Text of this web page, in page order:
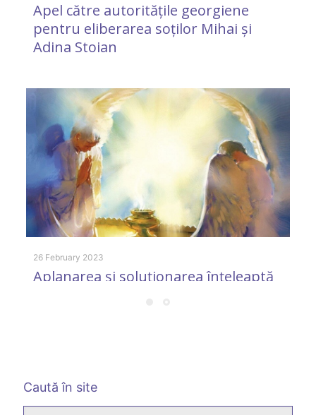
Apel către autoritățile georgiene
pentru eliberarea soților Mihai și
Adina Stoian
26 February 2023
Aplanarea şi soluţionarea înţeleaptă
Caută în site